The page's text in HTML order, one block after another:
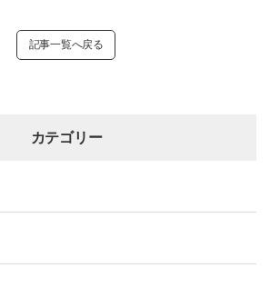
記事一覧へ戻る
カテゴリー